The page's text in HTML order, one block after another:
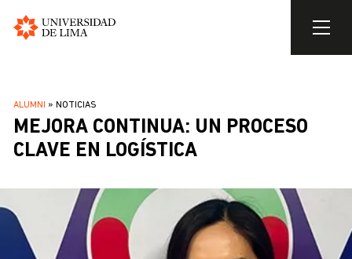
contenido
principal
SOBRESCRIBIR
ENLACES
DE
A
LA
NAVEGACIÓN
ALUMNI NOTICIAS
MEJORA CONTINUA: UN PROCESO
CLAVE EN LOGÍSTICA